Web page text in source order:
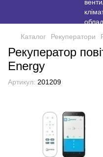
Каталог Рекуператори
Рекуператор
Energy
Артикул: 201209